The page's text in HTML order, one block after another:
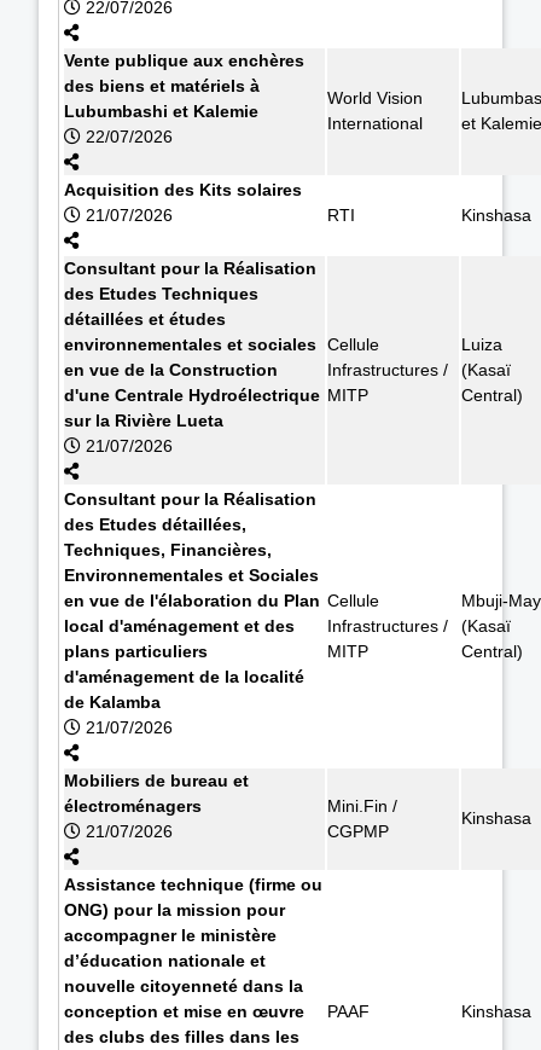
22/07/2026
Vente publique aux enchères
des biens et matériels à
Lubumbashi et Kalemie
22/07/2026
World Vision
International
et Kalemie
Acquisition des Kits solaires
21/07/2026
RTI Kinshasa
Consultant pour la Réalisation
des Etudes Techniques
détaillées et études
environnementales et sociales
en vue de la Construction
d'une Centrale Hydroélectrique
sur la Rivière Lueta
21/07/2026
Cellule
Infrastructures /
MITP
Luiza
(Kasaï
Central)
Consultant pour la Réalisation
des Etudes détaillées,
Techniques, Financières,
Environnementales et Sociales
en vue de l'élaboration du Plan
local d'aménagement et des
plans particuliers
d'aménagement de la localité
de Kalamba
21/07/2026
Cellule
Infrastructures /
MITP
Mbuji-
(Kasaï
Central)
Mobiliers de bureau et
électroménagers
21/07/2026
Mini.Fin /
CGPMP
Kinshasa
Assistance technique (firme ou
ONG) pour la mission pour
accompagner le ministère
d’éducation nationale et
nouvelle citoyenneté dans la
conception et mise en œuvre
des clubs des filles dans les
PAAF Kinshasa